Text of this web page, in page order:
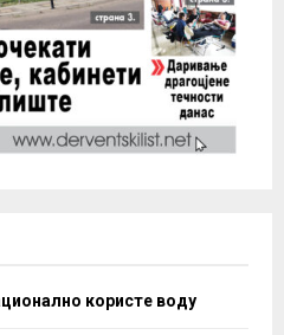
користе воду